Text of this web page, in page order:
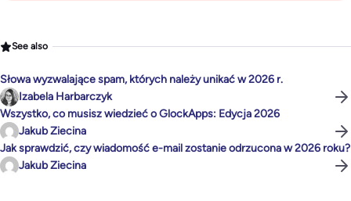
See also
Słowa wyzwalające spam, których należy unikać w 2026 r.
Izabela Harbarczyk
Wszystko, co musisz wiedzieć o GlockApps: Edycja 2026
Jakub Ziecina
Jak sprawdzić, czy wiadomość e-mail zostanie odrzucona w 2026 roku?
Jakub Ziecina